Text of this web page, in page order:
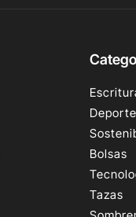
Bolsas
Tazas